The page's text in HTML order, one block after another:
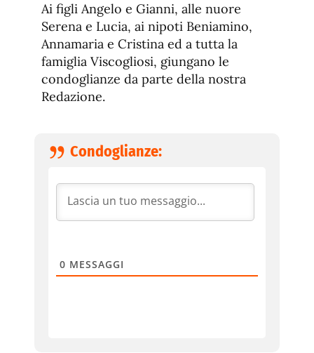
Ai figli Angelo e Gianni, alle nuore
Serena e Lucia, ai nipoti Beniamino,
Annamaria e Cristina ed a tutta la
famiglia Viscogliosi, giungano le
condoglianze da parte della nostra
Redazione.
Condoglianze:
0 MESSAGGI